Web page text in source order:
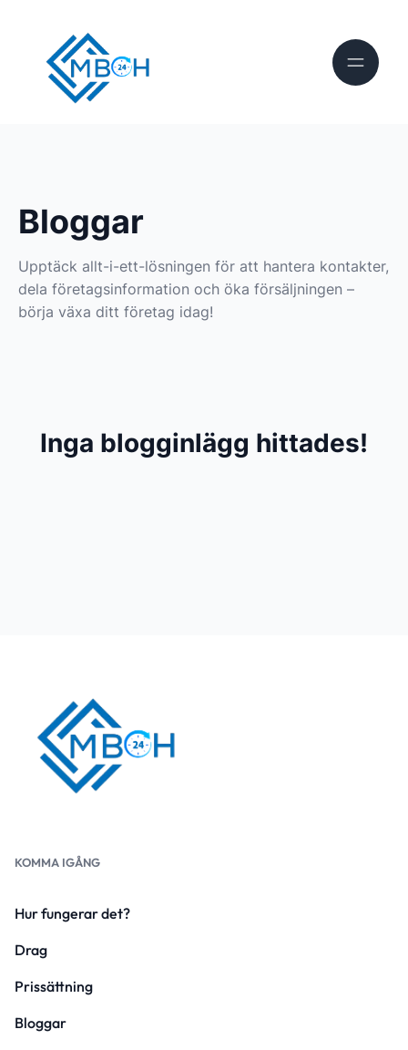
Bloggar
Upptäck allt-i-ett-lösningen för att hantera kontakter,
dela företagsinformation och öka försäljningen –
börja växa ditt företag idag!
Inga blogginlägg hittades!
KOMMA IGÅNG
Hur fungerar det?
Drag
Prissättning
Bloggar